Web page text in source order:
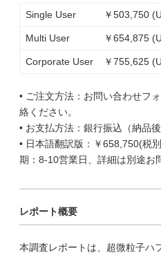
Single User
￥503,750
Multi User ￥654,875
Corporate User ￥755,625
• ご注文方法：お問い合わせフ
絡ください。
• お支払方法：銀行振込（納品
• 日本語翻訳版：￥658,750(税
期：8-10営業日、詳細は別途お
レポート概要
本調査レポートは、超微粒子ハ